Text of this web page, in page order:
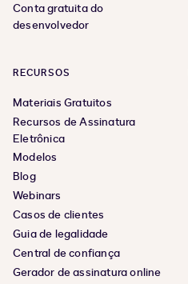
Conta gratuita do
desenvolvedor
RECURSOS
Materiais Gratuitos
Recursos de Assinatura
Eletrônica
Modelos
Blog
Webinars
Casos de clientes
Guia de legalidade
Central de confiança
Gerador de assinatura online